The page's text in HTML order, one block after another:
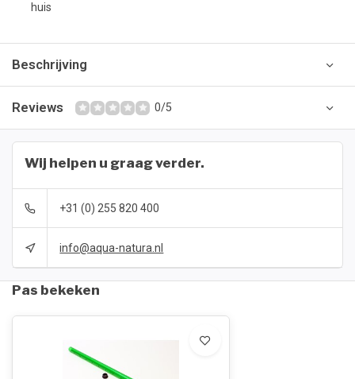
huis
Beschrijving
Reviews 0/5
Wij helpen u graag verder.
+31 (0) 255 820 400
info@aqua-natura.nl
Pas bekeken